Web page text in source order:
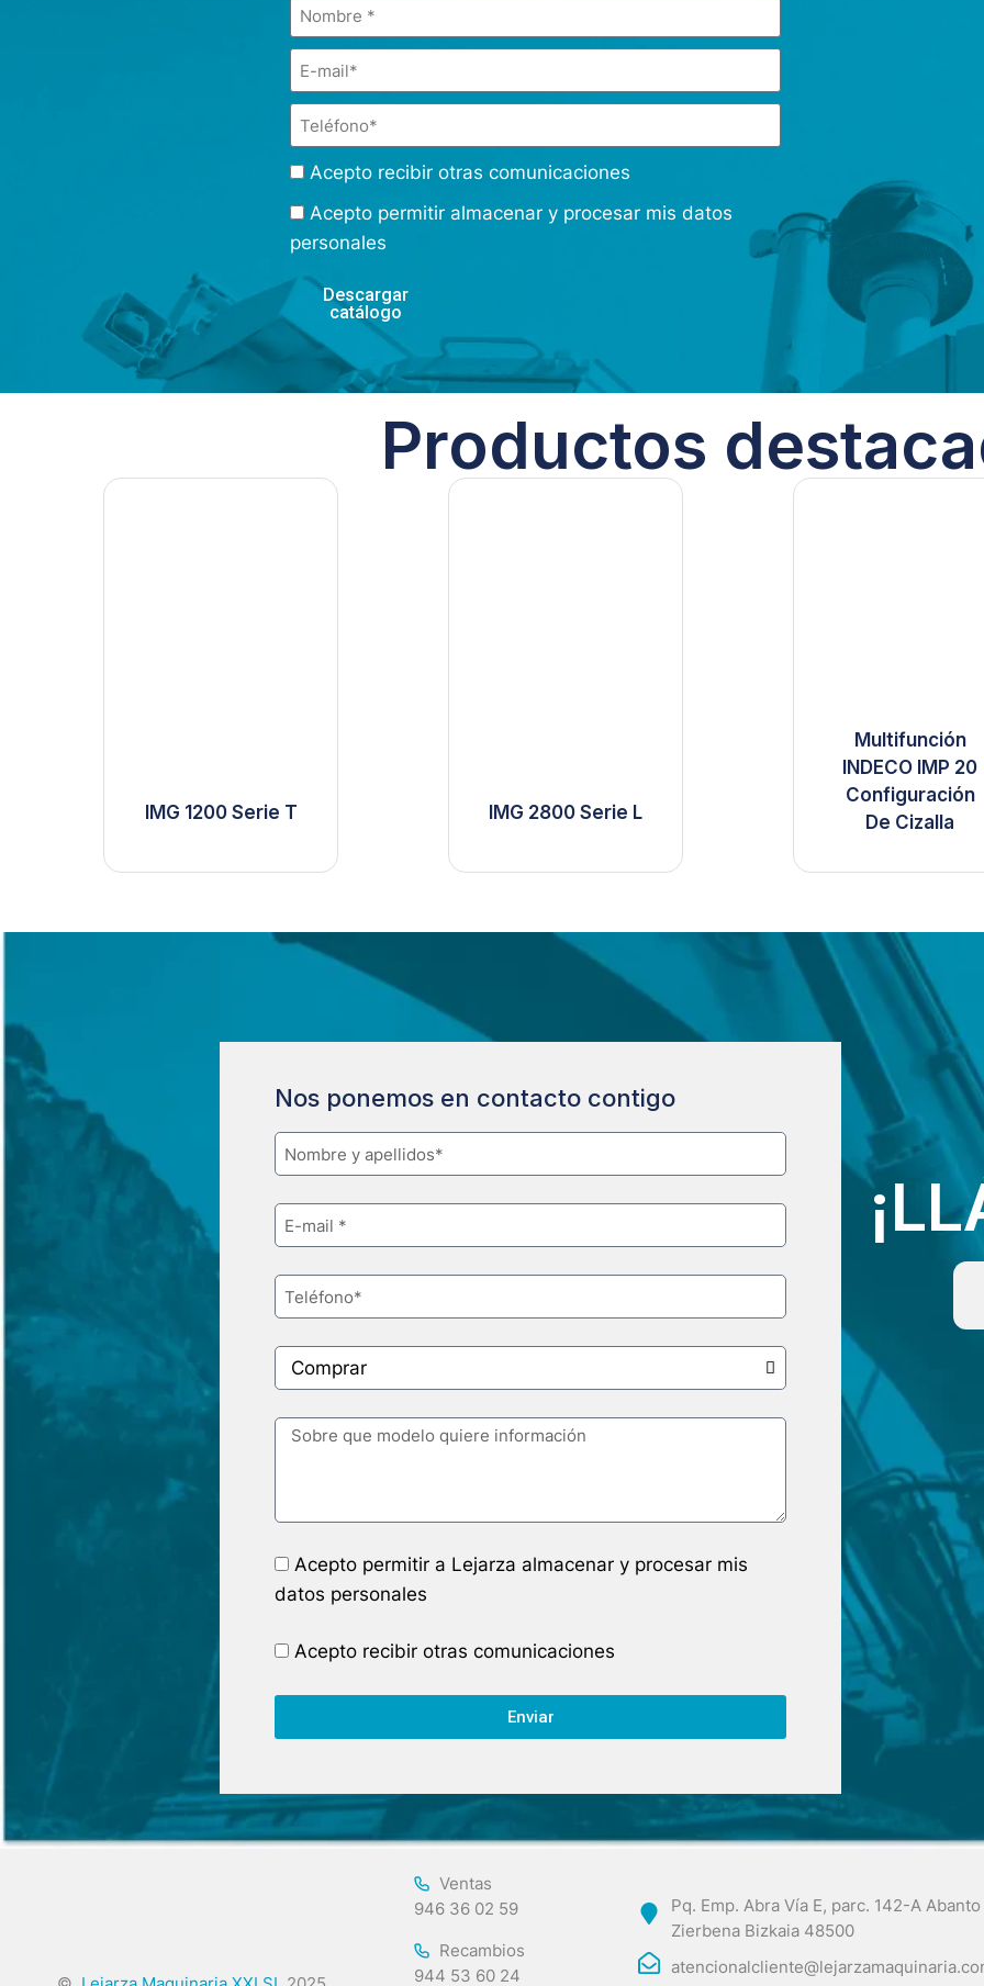
Acepto recibir otras comunicaciones
Acepto permitir almacenar y procesar mis datos
personales
Descargar
catálogo
Productos
IMG 1200 Serie T IMG 2800 Serie L
Multifunción
INDECO IMP 20
Configuración
De Cizalla
Nos ponemos en contacto contigo
Acepto permitir a Lejarza almacenar y procesar mis
datos personales
Acepto recibir otras comunicaciones
Enviar
Ventas
946 36 02 59
Recambios
944 53 60 24
Pq. Emp. Abra Vía E, parc. 142-A
Zierbena Bizkaia 48500